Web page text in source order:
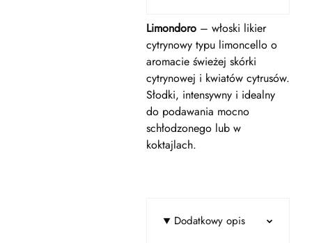
Limondoro– włoski likier
cytrynowy typu limoncello o
aromacie świeżej skórki
cytrynowej i kwiatów cytrusów.
Słodki, intensywny i idealny
do podawania mocno
schłodzonego lub w
koktajlach.
Dodatkowy opis